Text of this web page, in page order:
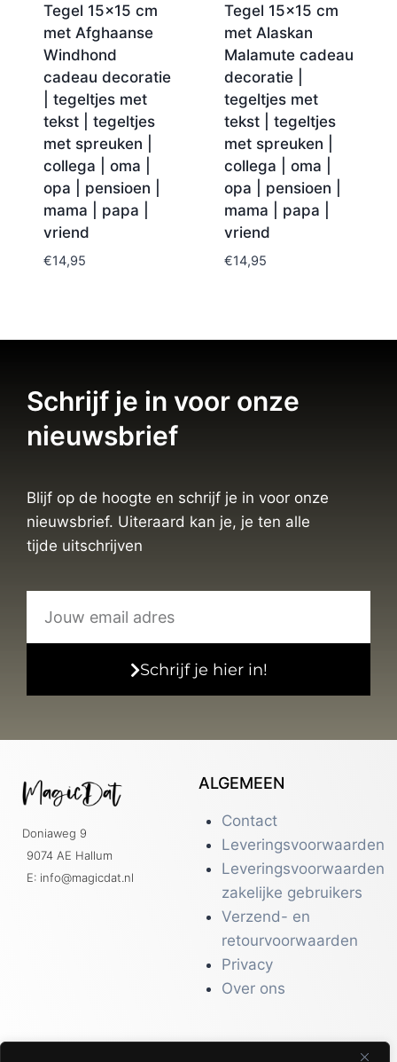
Tegel 15×15 cm
met Afghaanse
Windhond
cadeau decoratie
| tegeltjes met
tekst | tegeltjes
met spreuken |
collega | oma |
opa | pensioen |
mama | papa |
vriend
€14,95
Tegel 15×15 cm
met Alaskan
Malamute cadeau
decoratie |
tegeltjes met
tekst | tegeltjes
met spreuken |
collega | oma |
opa | pensioen |
mama | papa |
vriend
€14,95
Schrijf je in voor onze
nieuwsbrief
Blijf op de hoogte en schrijf je in voor onze
nieuwsbrief. Uiteraard kan je, je ten alle
tijde uitschrijven
Schrijf je hier in!
Doniaweg 9
9074 AE Hallum
E: info@magicdat.nl
ALGEMEEN
Contact
Leveringsvoorwaarden
Leveringsvoorwaarden
zakelijke gebruikers
Verzend- en
retourvoorwaarden
Privacy
Over ons